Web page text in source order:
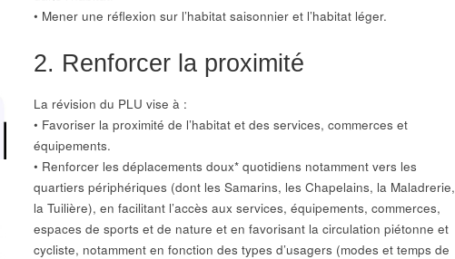
• Mener une réflexion sur l’habitat saisonnier et l’habitat léger.
2. Renforcer la proximité
La révision du PLU vise à :
• Favoriser la proximité de l’habitat et des services, commerces et
équipements.
• Renforcer les déplacements doux* quotidiens notamment vers les
quartiers périphériques (dont les Samarins, les Chapelains, la Maladrerie,
la Tuilière), en facilitant l’accès aux services, équipements, commerces,
espaces de sports et de nature et en favorisant la circulation piétonne et
cycliste, notamment en fonction des types d’usagers (modes et temps de